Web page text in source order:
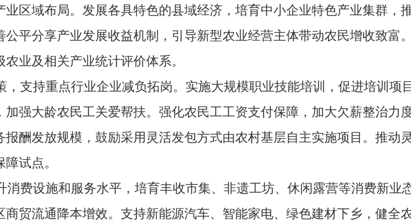
区域布局。发展各具特色的县域经济，培育中小企业特色产业集群，
平分享产业发展收益机制，引导新型农业经营主体带动农民增收致富
业及相关产业统计评价体系。
持重点行业企业减负拓岗。实施大规模职业技能培训，促进培训项
强大龄农民工关爱帮扶。强化农民工工资支付保障，加大欠薪整治力
酬发放规模，鼓励采用灵活发包方式由农村基层自主实施项目。推动
试点。
设施和服务水平，培育丰收市集、非遗工坊、休闲露营等消费新业
贸流通降本增效。支持新能源汽车、智能家电、绿色建材下乡，健全